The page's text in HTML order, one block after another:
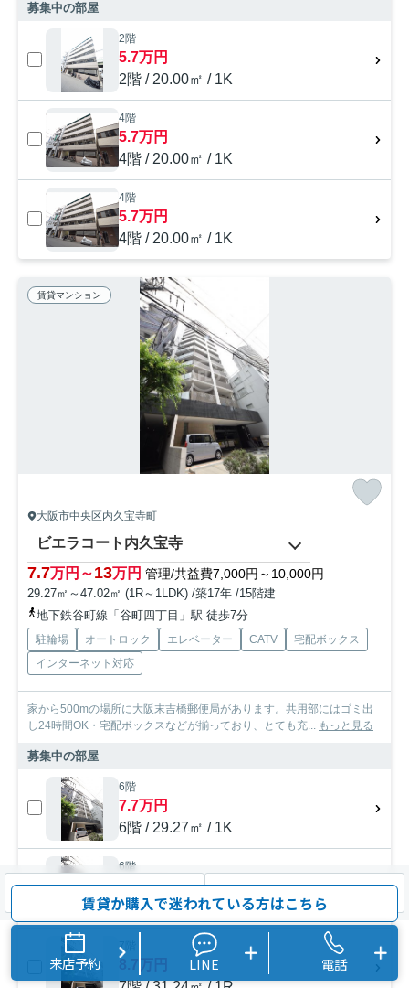
募集中の部屋
2階
5.7万円
2階 / 20.00㎡ / 1K
4階
5.7万円
4階 / 20.00㎡ / 1K
4階
5.7万円
4階 / 20.00㎡ / 1K
賃貸マンション
大阪市中央区内久宝寺町
ビエラコート内久宝寺
7.7万円～13万円 管理/共益費7,000円～10,000円
29.27㎡～47.02㎡ (1R～1LDK) /築17年 /15階建
地下鉄谷町線「谷町四丁目」駅 徒歩7分
駐輪場 オートロック エレベーター CATV
宅配ボックス
インターネット対応
家から500mの場所に大阪末吉橋郵便局があります。共用部にはゴミ出
し24時間OK・宅配ボックスなどが揃っており、とても充... もっと見る
募集中の部屋
6階
7.7万円
6階 / 29.27㎡ / 1K
6階
7.7万円
6階 / 29.27㎡ / 1K
7階
8.7万円
検索条件を変更 まとめてお問い合わせ
賃貸か購入で迷われている方はこちら
来店予約 LINE 電話